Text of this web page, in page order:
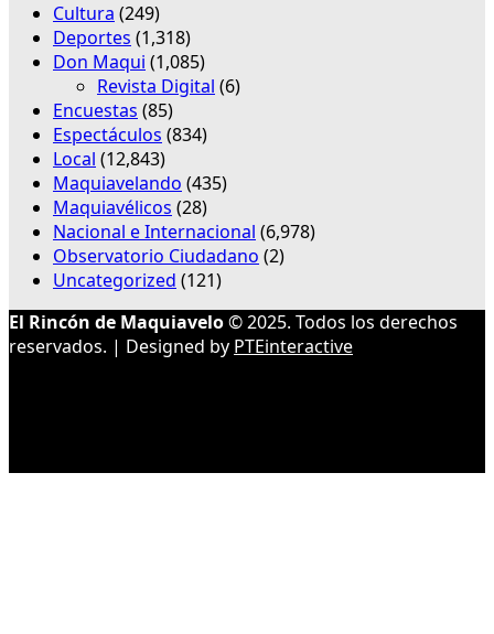
Cultura (249)
Deportes (1,318)
Don Maqui (1,085)
Revista Digital (6)
Encuestas (85)
Espectáculos (834)
Local (12,843)
Maquiavelando (435)
Maquiavélicos (28)
Nacional e Internacional (6,978)
Observatorio Ciudadano (2)
Uncategorized (121)
El Rincón de Maquiavelo© 2025. Todos los derechos
reservados. | Designed by PTEinteractive